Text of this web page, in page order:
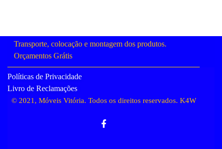
Transporte, colocação e montagem dos produtos.
Orçamentos Grátis
Políticas de Privacidade
Livro de Reclamações
© 2021, Móveis Vitória. Todos os direitos reservados. K4W